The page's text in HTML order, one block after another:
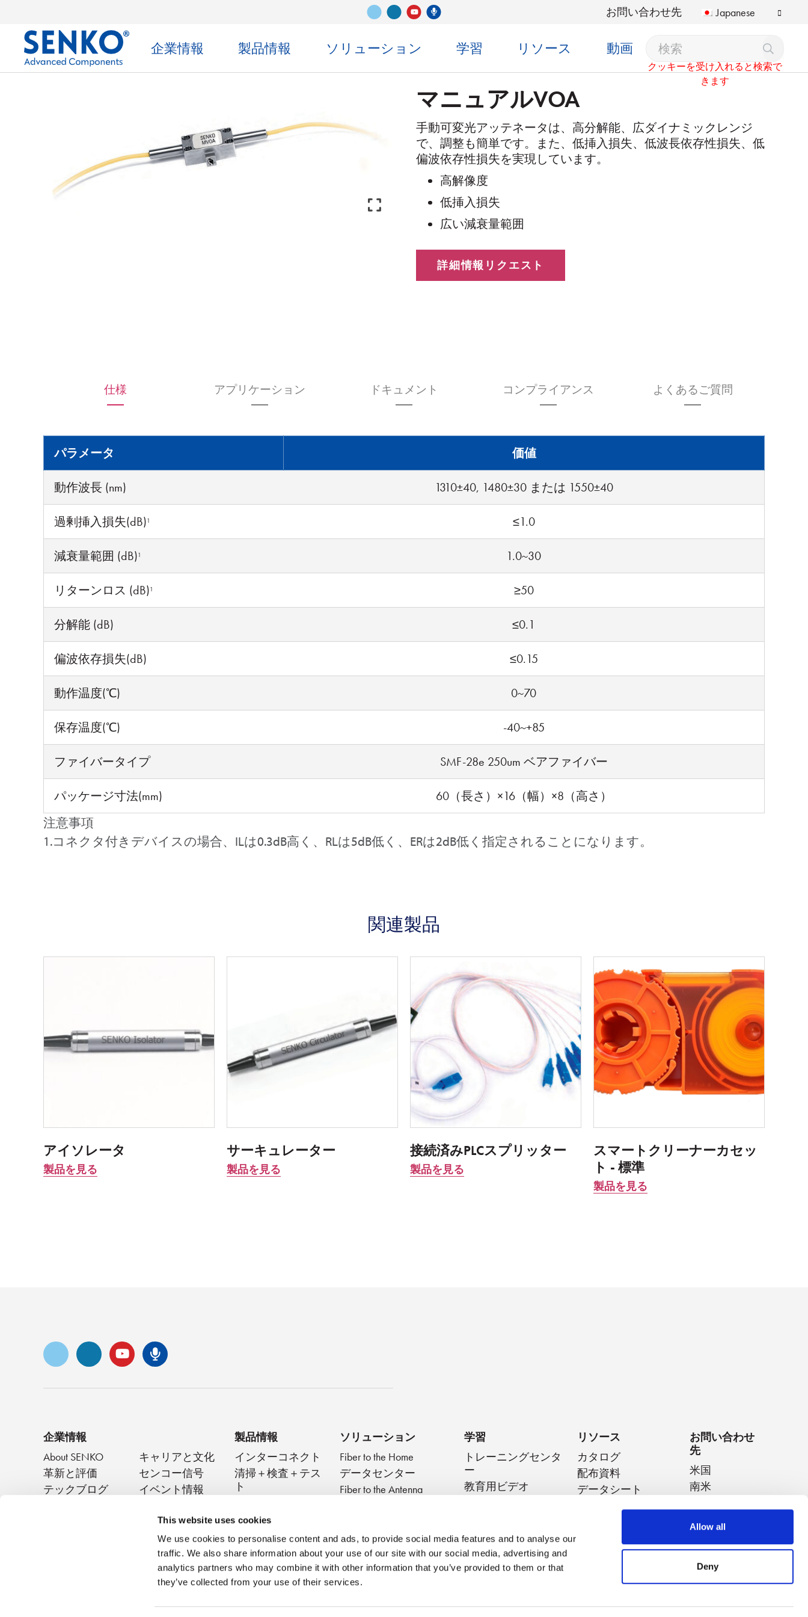
This website uses cookies
We use cookies to personalise content and ads, to provide social media features and to analyse our
traffic. We also share information about your use of our site with our social media, advertising and
analytics partners who may combine it with other information that you’ve provided to them or that
they’ve collected from your use of their services.
Allow all
Deny
ビメオ LinkedInユーチューブセンコ・ポッドキャスト お問い合わせ先 Japanese
企業情報 製品情報 ソリューション 学習 リソース 動画
クッキーを受け入れると検索で
きます
マニュアルVOA
手動可変光アッテネータは、高分解能、広ダイナミックレンジ
で、調整も簡単です。また、低挿入損失、低波長依存性損失、低
偏波依存性損失を実現しています。
高解像度
低挿入損失
広い減衰量範囲
詳細情報リクエスト
仕様 アプリケーション ドキュメント コンプライアンス よくあるご質問
パラメータ 価値
動作波長 (nm) 1310±40, 1480±30 または 1550±40
過剰挿入損失(dB)1 ≤1.0
減衰量範囲 (dB)1 1.0~30
リターンロス (dB)1 ≥50
分解能 (dB) ≤0.1
偏波依存損失(dB) ≤0.15
動作温度(℃) 0~70
保存温度(℃) -40~+85
ファイバータイプ SMF-28e 250um ベアファイバー
パッケージ寸法(mm)
60（長さ）×16（幅）×8（高さ）
注意事項
1.コネクタ付きデバイスの場合、ILは0.3dB高く、RLは5dB低く、ERは2dB低く指定されることになります。
関連製品
アイソレータ
製品を見る
サーキュレーター
製品を見る
接続済みPLCスプリッター
製品を見る
スマートクリーナーカセッ
ト - 標準
製品を見る
ビメオ LinkedInユーチューブ
センコ・ポッドキャスト
企業情報
About SENKO
キャリアと文化
革新と評価
センコー信号
テックブログ
イベント情報
製品情報
インターコネクト
清掃＋検査＋テス
ト
ソリューション
Fiber to the Home
データセンター
Fiber to the Antenna
学習
トレーニングセンタ
ー
教育用ビデオ
ブログ
ベストプラクティス
ウェビナー
リソース
カタログ
配布資料
データシート
お問い合わせ
先
米国
南米
中国
タイ
オーストラリ
ア